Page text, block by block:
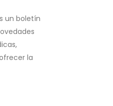
un boletín
la